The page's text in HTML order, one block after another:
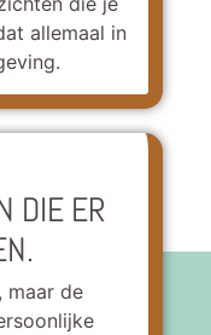
allemaal in
DIE ER
maar de